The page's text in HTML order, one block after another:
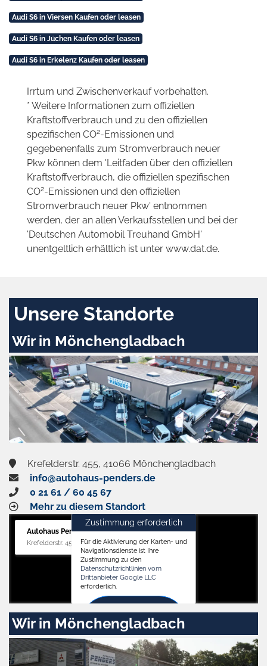
Audi S6 in Viersen Kaufen oder leasen
Audi S6 in Jüchen Kaufen oder leasen
Audi S6 in Erkelenz Kaufen oder leasen
Irrtum und Zwischenverkauf vorbehalten.
* Weitere Informationen zum offiziellen
Kraftstoffverbrauch und zu den offiziellen
spezifischen CO2-Emissionen und
gegebenenfalls zum Stromverbrauch neuer
Pkw können dem 'Leitfaden über den offiziellen
Kraftstoffverbrauch, die offiziellen spezifischen
CO2-Emissionen und den offiziellen
Stromverbrauch neuer Pkw' entnommen
werden, der an allen Verkaufsstellen und bei der
'Deutschen Automobil Treuhand GmbH'
unentgeltlich erhältlich ist unter www.dat.de.
Unsere Standorte
Wir in Mönchengladbach
Krefelderstr. 455, 41066 Mönchengladbach
info@autohaus-penders.de
0 21 61 / 60 45 67
Mehr zu diesem Standort
Autohaus Penders (Verkauf)
Krefelderstr. 455, 41066 Mönchengladbach
Zustimmung erforderlich
Für die Aktivierung der Karten- und
Navigationsdienste ist Ihre
Zustimmung zu den
Datenschutzrichtlinien vom
Drittanbieter Google LLC
erforderlich.
Zustimmen
und
aktivieren
Wir in Mönchengladbach